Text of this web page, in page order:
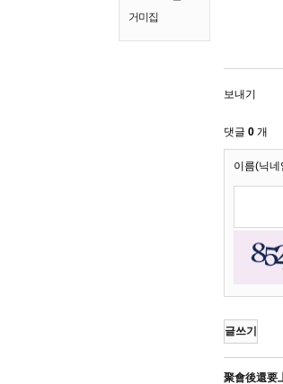
거미집
보내기
댓글 0 개
이름(닉네
글쓰기
聚會後還要